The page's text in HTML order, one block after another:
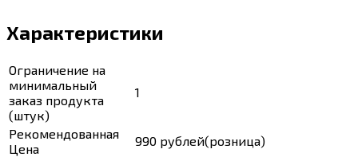
Характеристики
Ограничение на
минимальный
заказ продукта
(штук)
1
Рекомендованная
Цена
990 рублей(розница)